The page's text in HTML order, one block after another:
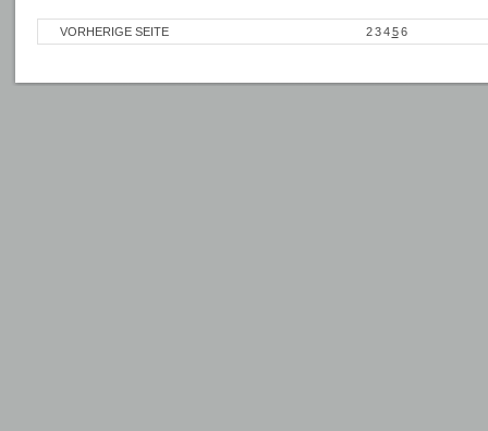
VORHERIGE SEITE 2 3 4 5 6